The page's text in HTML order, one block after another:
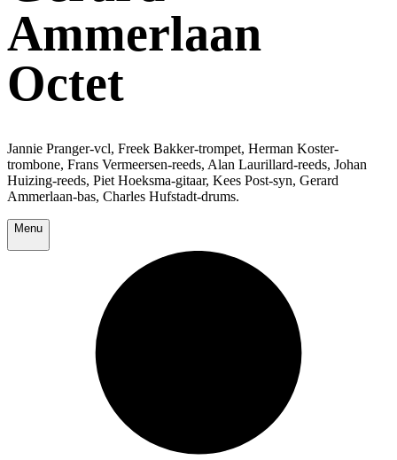
Ammerlaan
Octet
Jannie Pranger-vcl, Freek Bakker-trompet, Herman Koster-
trombone, Frans Vermeersen-reeds, Alan Laurillard-reeds, Johan
Huizing-reeds, Piet Hoeksma-gitaar, Kees Post-syn, Gerard
Ammerlaan-bas, Charles Hufstadt-drums.
Menu